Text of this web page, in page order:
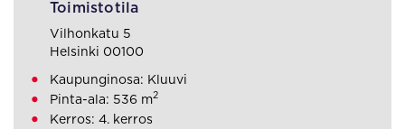
Toimistotila
Vilhonkatu 5
Helsinki 00100
Kaupunginosa: Kluuvi
Pinta-ala: 536 m2
Kerros: 4. kerros